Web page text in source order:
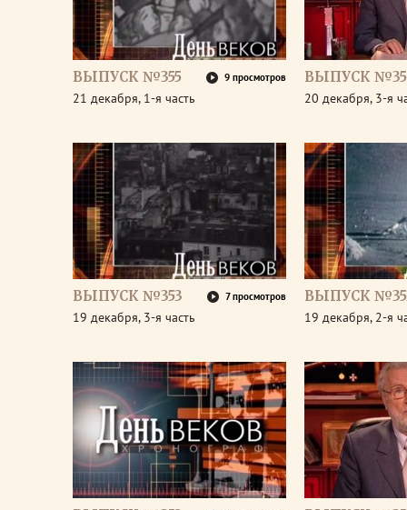
ВЫПУСК №355 9 просмотров
21 декабря, 1-я часть
ВЫПУСК
20 декабря, 3-я
ВЫПУСК №353 7 просмотров
19 декабря, 3-я часть
ВЫПУСК
19 декабря, 2-я